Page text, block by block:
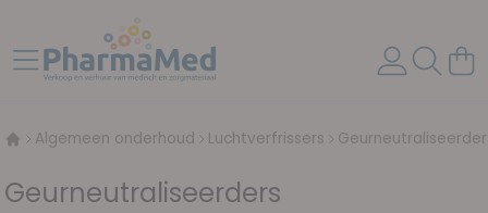
Toggle Nav
Algemeen onderhoud Luchtverfrissers
Geurneutraliseerders